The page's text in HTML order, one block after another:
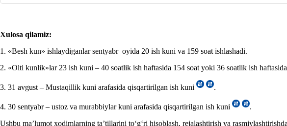
Xulosa qilamiz:
1. «Besh kun» ishlaydiganlar sentyabr oyida 20 ish kuni va 159 soat ishlashadi.
2. «Olti kunlik»lar 23 ish kuni – 40 soatlik ish haftasida 154 soat yoki 36 soatlik ish
3. 31 avgust – Mustaqillik kuni arafasida qisqartirilgan ish kuni .
4. 30 sentyabr – ustoz va murabbiylar kuni arafasida qisqartirilgan ish kuni
.
Ushbu ma’lumot хodimlarning ta’tillarini toʻgʻri hisoblash, rejalashtirish va